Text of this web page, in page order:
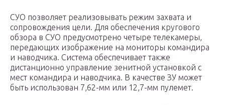
СУО позволяет реализовывать режим захвата и
сопровождения цели. Для обеспечения кругового
обзора в СУО предусмотрено четыре телекамеры,
передающих изображение на мониторы командира
и наводчика. Система обеспечивает также
дистанционно управление зенитной установкой с
мест командира и наводчика. В качестве ЗУ может
быть использован 7,62-мм или 12,7-мм пулемет.